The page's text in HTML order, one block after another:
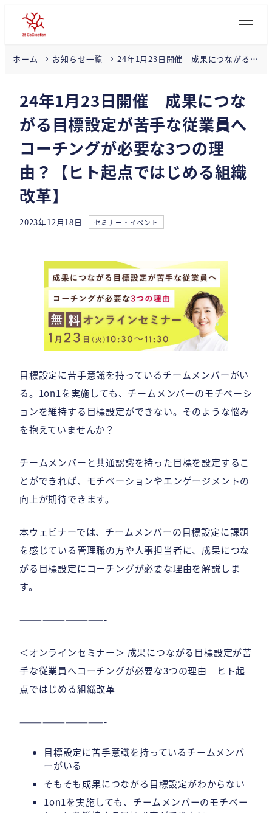
ホーム お知らせ一覧
24年1月23日開催 成果につながる目
じめる組織改革】
24年1月23日開催 成果につな
がる目標設定が苦手な従業員へ
コーチングが必要な3つの理
由？【ヒト起点ではじめる組織
改革】
投稿日
2023年12月18日 カテゴリー
セミナー・イベント
目標設定に苦手意識を持っているチームメンバーがい
る。1on1を実施しても、チームメンバーのモチベーシ
ョンを維持する目標設定ができない。そのような悩み
を抱えていませんか？
チームメンバーと共通認識を持った目標を設定するこ
とができれば、モチベーションやエンゲージメントの
向上が期待できます。
本ウェビナーでは、チームメンバーの目標設定に課題
を感じている管理職の方や人事担当者に、成果につな
がる目標設定にコーチングが必要な理由を解説しま
す。
———————————-
＜オンラインセミナー＞ 成果につながる目標設定が苦
手な従業員へコーチングが必要な3つの理由 ヒト起
点ではじめる組織改革
———————————-
目標設定に苦手意識を持っているチームメンバ
ーがいる
そもそも成果につながる目標設定がわからない
1on1を実施しても、チームメンバーのモチベー